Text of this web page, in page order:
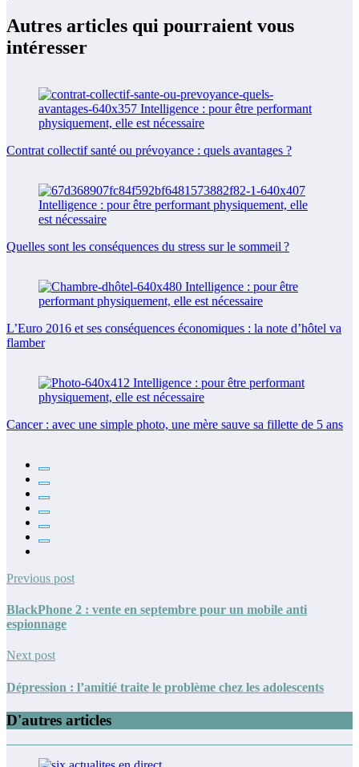
Autres articles qui pourraient vous
intéresser
Contrat collectif santé ou prévoyance : quels avantages ?
Quelles sont les conséquences du stress sur le sommeil ?
L’Euro 2016 et ses conséquences économiques : la note d’hôtel va
flamber
Cancer : avec une simple photo, une mère sauve sa fillette de 5 ans
Previous post
BlackPhone 2 : vente en septembre pour un mobile anti
espionnage
Next post
Dépression : l’amitié traite le problème chez les adolescents
D'autres articles